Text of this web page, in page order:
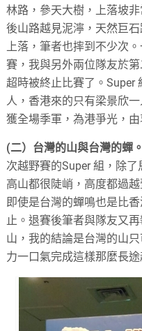
林路，參天大樹，上落坡
後山路越見泥濘，天然巨
上落，筆者也摔到不少次
賽，我與另外兩位隊友於
超時被終止比賽了。Super
人，香港來的只有梁景欣
獲全場季軍，為港爭光，由
(二）台灣的山與台灣的蟬
次越野賽的Super 組，除
高山都很陡峭，高度都過
即使是台灣的蟬鳴也是比
止。退賽後筆者與隊友又
山，我的結論是台灣的山
力一口氣完成這樣那麼長途